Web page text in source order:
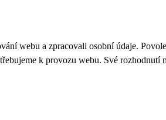
webu a zpracovali osobní údaje.
k provozu webu. Své